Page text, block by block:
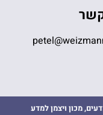
מכון ויצמן למדע